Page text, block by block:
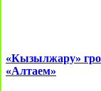
«Кызылжару»
«Алтаем»